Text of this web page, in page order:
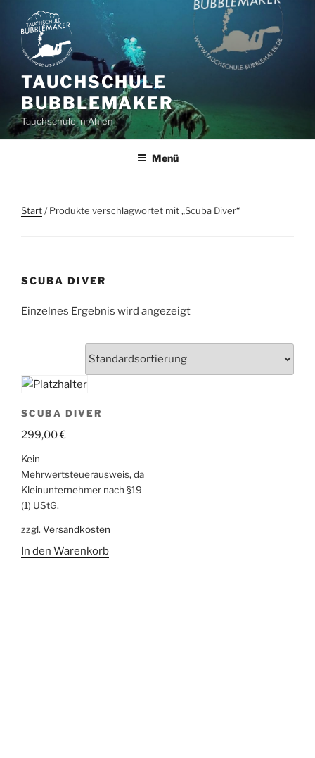
Inhalt
springen
TAUCHSCHULE
BUBBLEMAKER
Tauchschule in Ahlen
Menü
Start/ Produkte verschlagwortet mit „Scuba Diver“
SCUBA DIVER
Einzelnes Ergebnis wird angezeigt
SCUBA DIVER
299,00€
Kein
Mehrwertsteuerausweis, da
Kleinunternehmer nach §19
(1) UStG.
zzgl. Versandkosten
In den Warenkorb